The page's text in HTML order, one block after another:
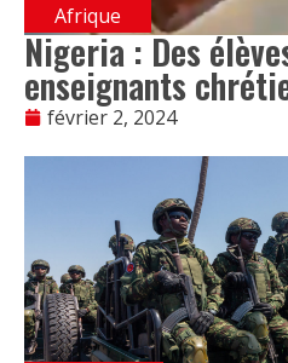
Afrique
Nigeria : Des
enseignants
février 2, 2024